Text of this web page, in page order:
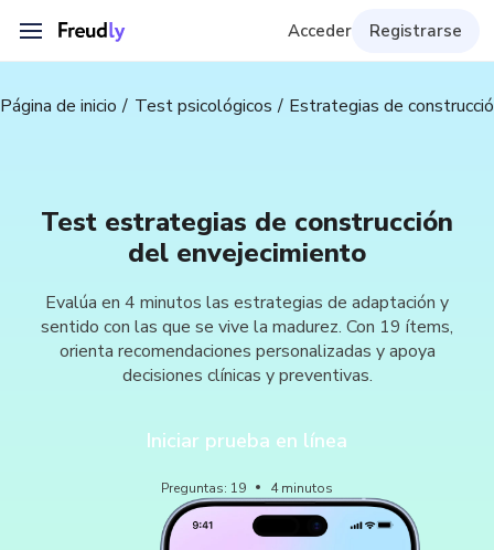
Acceder Registrarse
Página de inicio Test psicológicos Estrategias de
Test estrategias de construcción
del envejecimiento
Evalúa en 4 minutos las estrategias de adaptación y
sentido con las que se vive la madurez. Con 19 ítems,
orienta recomendaciones personalizadas y apoya
decisiones clínicas y preventivas.
Iniciar prueba en línea
Preguntas: 19 4 minutos